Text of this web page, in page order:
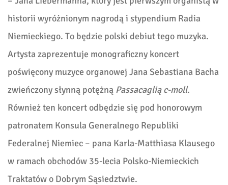
historii wyróżnionym nagrodą i stypendium Radia
Niemieckiego. To będzie polski debiut tego muzyka.
Artysta zaprezentuje monograficzny koncert
poświęcony muzyce organowej Jana Sebastiana Bacha
zwieńczony słynną potężną Passacaglią c-moll.
Również ten koncert odbędzie się pod honorowym
patronatem Konsula Generalnego Republiki
Federalnej Niemiec – pana Karla-Matthiasa Klausego
w ramach obchodów 35-lecia Polsko-Niemieckich
Traktatów o Dobrym Sąsiedztwie.